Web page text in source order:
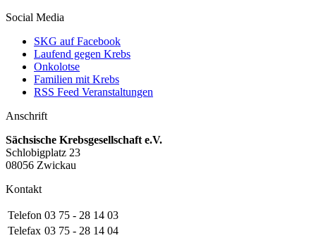
Social Media
SKG auf Facebook
Laufend gegen Krebs
Onkolotse
Familien mit Krebs
RSS Feed Veranstaltungen
Anschrift
Sächsische Krebsgesellschaft e.V.
Schlobigplatz 23
08056 Zwickau
Kontakt
Telefon 03 75 - 28 14 03
Telefax 03 75 - 28 14 04